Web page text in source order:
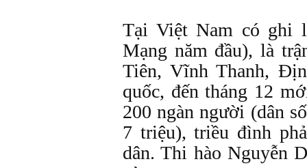
Tại Việt Nam có ghi
Mạng năm đầu), là
Tiên, Vĩnh Thanh,
quốc, đến tháng 12
200 ngàn người (dân
7 triệu), triều đình
dân. Thi hào Nguyễn